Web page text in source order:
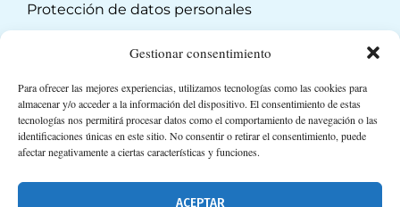
Gestionar consentimiento
Para ofrecer las mejores experiencias, utilizamos tecnologías como las cookies para
almacenar y/o acceder a la información del dispositivo. El consentimiento de estas
tecnologías nos permitirá procesar datos como el comportamiento de navegación o las
identificaciones únicas en este sitio. No consentir o retirar el consentimiento, puede
afectar negativamente a ciertas características y funciones.
ACEPTAR
Protección de datos personales